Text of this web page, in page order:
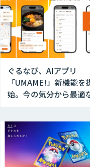
ぐるなび、AIアプリ
「UMAME!」新機能を
始。今の気分から最適